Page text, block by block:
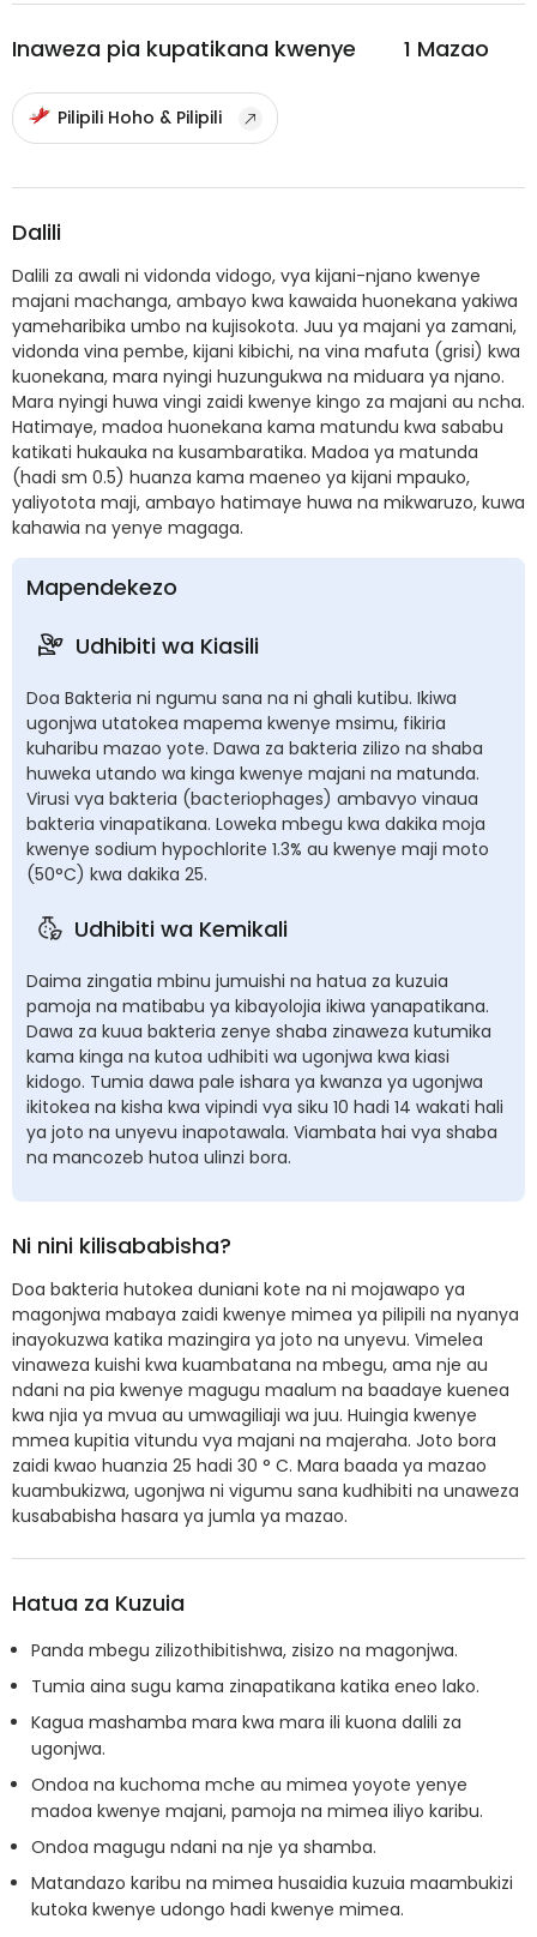
Inaweza pia kupatikana kwenye 1 Mazao
Pilipili Hoho & Pilipili
Dalili
Dalili za awali ni vidonda vidogo, vya kijani-njano kwenye
majani machanga, ambayo kwa kawaida huonekana yakiwa
yameharibika umbo na kujisokota. Juu ya majani ya zamani,
vidonda vina pembe, kijani kibichi, na vina mafuta (grisi) kwa
kuonekana, mara nyingi huzungukwa na miduara ya njano.
Mara nyingi huwa vingi zaidi kwenye kingo za majani au ncha.
Hatimaye, madoa huonekana kama matundu kwa sababu
katikati hukauka na kusambaratika. Madoa ya matunda
(hadi sm 0.5) huanza kama maeneo ya kijani mpauko,
yaliyotota maji, ambayo hatimaye huwa na mikwaruzo, kuwa
kahawia na yenye magaga.
Mapendekezo
Udhibiti wa Kiasili
Doa Bakteria ni ngumu sana na ni ghali kutibu. Ikiwa
ugonjwa utatokea mapema kwenye msimu, fikiria
kuharibu mazao yote. Dawa za bakteria zilizo na shaba
huweka utando wa kinga kwenye majani na matunda.
Virusi vya bakteria (bacteriophages) ambavyo vinaua
bakteria vinapatikana. Loweka mbegu kwa dakika moja
kwenye sodium hypochlorite 1.3% au kwenye maji moto
(50°C) kwa dakika 25.
Udhibiti wa Kemikali
Daima zingatia mbinu jumuishi na hatua za kuzuia
pamoja na matibabu ya kibayolojia ikiwa yanapatikana.
Dawa za kuua bakteria zenye shaba zinaweza kutumika
kama kinga na kutoa udhibiti wa ugonjwa kwa kiasi
kidogo. Tumia dawa pale ishara ya kwanza ya ugonjwa
ikitokea na kisha kwa vipindi vya siku 10 hadi 14 wakati hali
ya joto na unyevu inapotawala. Viambata hai vya shaba
na mancozeb hutoa ulinzi bora.
Ni nini kilisababisha?
Doa bakteria hutokea duniani kote na ni mojawapo ya
magonjwa mabaya zaidi kwenye mimea ya pilipili na nyanya
inayokuzwa katika mazingira ya joto na unyevu. Vimelea
vinaweza kuishi kwa kuambatana na mbegu, ama nje au
ndani na pia kwenye magugu maalum na baadaye kuenea
kwa njia ya mvua au umwagiliaji wa juu. Huingia kwenye
mmea kupitia vitundu vya majani na majeraha. Joto bora
zaidi kwao huanzia 25 hadi 30 ° C. Mara baada ya mazao
kuambukizwa, ugonjwa ni vigumu sana kudhibiti na unaweza
kusababisha hasara ya jumla ya mazao.
Hatua za Kuzuia
Panda mbegu zilizothibitishwa, zisizo na magonjwa.
Tumia aina sugu kama zinapatikana katika eneo lako.
Kagua mashamba mara kwa mara ili kuona dalili za
ugonjwa.
Ondoa na kuchoma mche au mimea yoyote yenye
madoa kwenye majani, pamoja na mimea iliyo karibu.
Ondoa magugu ndani na nje ya shamba.
Matandazo karibu na mimea husaidia kuzuia maambukizi
kutoka kwenye udongo hadi kwenye mimea.